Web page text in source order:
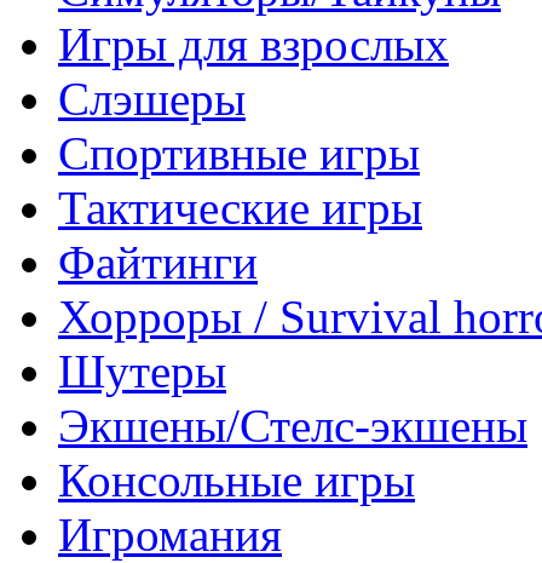
Игры для взрослых
Слэшеры
Спортивные игры
Тактические игры
Файтинги
Хорроры / Survival
Шутеры
Экшены/Стелс-экшены
Консольные игры
Игромания